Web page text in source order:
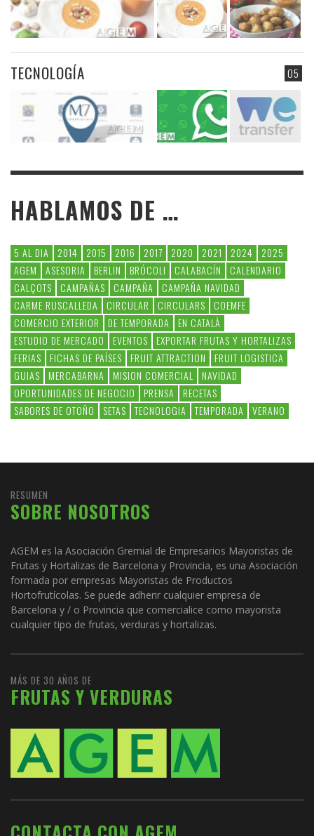
05
TECNOLOGÍA
HABLAMOS DE …
5 AL DIA 2014 2015 2016 2017 2020 2021 2024
2025
AGEM
ASESORIA BERLIN BRÓCOLI CALABACÍN
CALENDARIO
CALÇOTS
CAMPAÑAS CAMPAÑA
CAMPAÑA NAVIDAD
CARME RUSCALLEDA
CIRCULAR CIRCULARS
COEMFE
COMERCIO EXTERIOR
DE TEMPORADA
EN CATALÀ
ESTUDIO DE MERCADO
EVENTOS
EXPORTAR FRUTAS Y HORTALIZAS
FERIAS
FICHAS DE PAÍSES FRUIT ATTRACTION
FRUIT LOGISTICA
GUIAS
MERCABARNA MISION COMERCIAL
NAVIDAD
OPORTUNIDADES DE NEGOCIO
PRENSA
RECETAS
SABORES DE OTOÑO
SETAS TECNOLOGIA TEMPORADA VERANO
RESUMEN
SOBRE NOSOTROS
AGEM es la Asociación Gremial de Empresarios Mayoristas de
Frutas y Hortalizas de Barcelona y Provincia, es una Asociación
formada por empresas Mayoristas de Productos
Hortofrutícolas. Se puede adherir cualquier empresa de
Barcelona y / o Provincia que comercialice como mayorista
cualquier tipo de frutas, verduras y hortalizas.
MÁS DE 30 AÑOS DE
FRUTAS Y VERDURAS